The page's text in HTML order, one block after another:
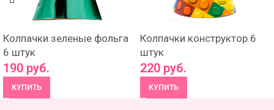
Колпачки зеленые фольга
6 штук
190 руб.
КУПИТЬ
Колпачки конструктор 6
штук
220 руб.
КУПИТЬ